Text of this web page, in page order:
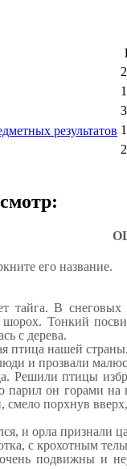
результатов
его название.
тайга. В
Тонкий
с дерева.
птица нашей
и прозвали
Решили птицы
парил он горами
смело порхнув
и орла признали
с крохотным
подвижны и